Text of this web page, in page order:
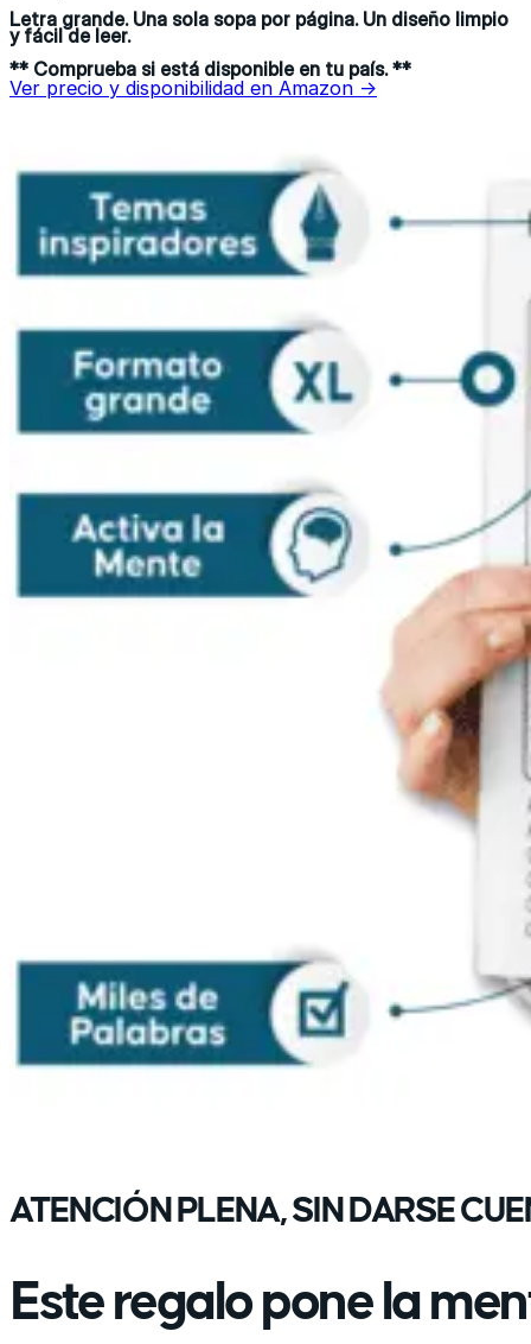
Letra grande. Una sola sopa por página. Un diseño limpio
y fácil de leer.
** Comprueba si está disponible en tu país. **
Ver precio y disponibilidad en Amazon →
ATENCIÓN PLENA, SIN DARSE
Este regalo pone la